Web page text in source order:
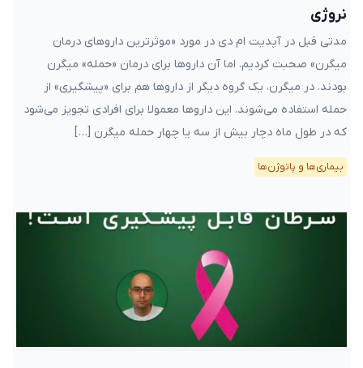
نروژی
مدتی قبل در آپدیت ام دی در مورد «موثرترین دارو‌های درمان
میگرن» صحبت کردیم. اما آن داروها برای درمان «حمله» میگرن
بودند. در میگرن، یک گروه دیگر از داروها هم برای «پیشگیری» از
حمله استفاده می‌شوند. این داروها معمولا برای افرادی تجویز می‌شود
که در طول ماه دچار بیش از سه یا چهار حمله میگرن […]
بیماری‌ها و پاتوژن‌ها